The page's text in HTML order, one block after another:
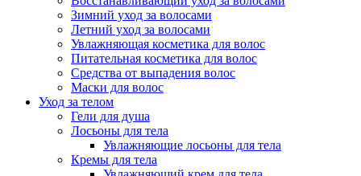
Зимний уход за волосами
Летний уход за волосами
Увлажняющая косметика для волос
Питательная косметика для волос
Средства от выпадения волос
Маски для волос
Уход за телом
Гели для душа
Лосьоны для тела
Увлажняющие лосьоны для тела
Кремы для тела